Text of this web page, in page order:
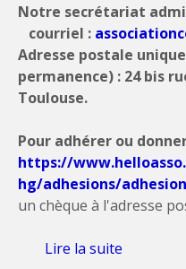
homo
Notre secrétariat
courriel :
Adresse postale
permanence) : 24 bis
Toulouse.
Pour adhérer ou
https://
hg/adhesions/
un chèque à l'adresse
Lire la suite